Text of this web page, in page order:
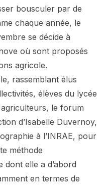
bousculer par de
chaque année, le
se décide à
où sont proposés
agricole.
rassemblant élus
élèves du lycée
le forum
d’Isabelle Duvernoy,
à l’INRAE, pour
méthode
dont elle a d’abord
en termes de